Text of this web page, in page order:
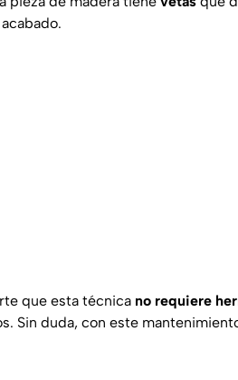
que esta técnica no requiere
Sin duda, con este